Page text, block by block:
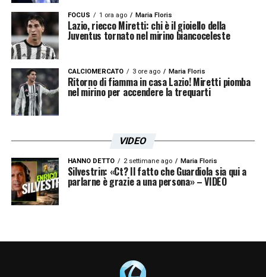
Fakultní nemocnice Plzeň
alej Svobody 923/80
323 00 Plzeň-Lochotín
+420 377 103 111».
LA PLAYLIST DELLE NOSTRE TOP NEWS
FOCUS 1 ora ago Maria Floris
Lazio, riecco Miretti: chi è il gioiello della
Juventus tornato nel mirino biancoceleste
CALCIOMERCATO 3 ore ago Maria Floris
Ritorno di fiamma in casa Lazio! Miretti piomba
nel mirino per accendere la trequarti
VIDEO
HANNO DETTO 2 settimane ago Maria Floris
Silvestrin: «Ct? Il fatto che Guardiola sia qui a
parlarne è grazie a una persona» – VIDEO